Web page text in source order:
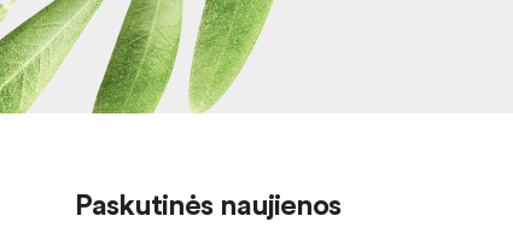
Paskutinės naujienos